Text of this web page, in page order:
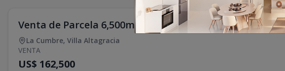
Venta de Parcela 6,500m2 en la Cumbre, Villa Altagracia
La Cumbre, Villa Altagracia
VENTA
US$ 162,500